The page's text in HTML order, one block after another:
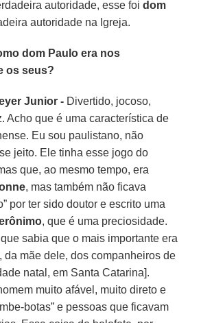
autoridade, esse foidom
autoridade na Igreja.
dom Paulo era nos
os seus?
Junior - Divertido, jocoso,
Acho que é uma característica de
Eu sou paulistano, não
jeito. Ele tinha esse jogo do
que, ao mesmo tempo, era
, mas também não ficava
por ter sido doutor e escrito uma
, que é uma preciosidade.
sabia que o mais importante era
da mãe dele, dos companheiros de
natal, em Santa Catarina].
muito afável, muito direto e
botas” e pessoas que ficavam